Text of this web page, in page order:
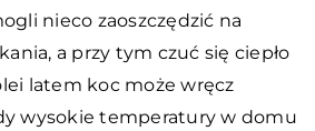
nieco zaoszczędzić na
a przy tym czuć się ciepło
latem koc może wręcz
wysokie temperatury w domu